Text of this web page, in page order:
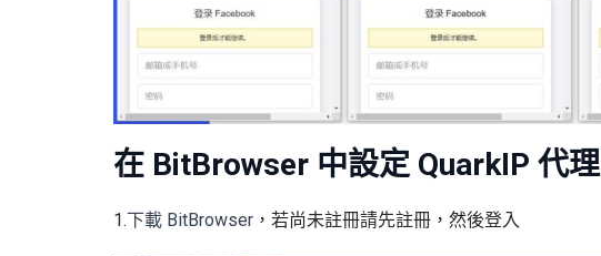
在 BitBrowser 中設定 QuarkIP 代理
1.下載 BitBrowser ，若尚未註冊請先註冊，然後登入